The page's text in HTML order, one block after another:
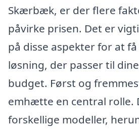
Skærbæk, er der flere
påvirke prisen. Det er
på disse aspekter for at
løsning, der passer til
budget. Først og
emhætte en central rolle.
forskellige modeller,